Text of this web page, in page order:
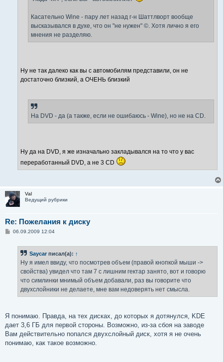
Касательно Wine - пару лет назад г-н Шаттлворт вообще
высказывался в духе, что он "не нужен" ©. Хотя лично я его
мнения не разделяю.
Ну не так далеко как вы с автомобилям представили, он не
достаточно близкий, а ОЧЕНЬ близкий
На DVD - да (а также, если не ошибаюсь - Wine), но не на CD.
Ну да на DVD, я же изначально закладывался на то что у вас
переработанный DVD, а не 3 CD
Val
Ведущий рубрики
Re: Пожелания к диску
С06.09.2009 12:04
Saycar писал(а): ↑
Ну я имел ввиду, что посмотрев объем (правой кнопкой мыши ->
свойства) увидел что там 7 с лишним гектар занято, вот и говорю
что симлинки мнимый объем добавали, раз вы говорите что
двухслойники не делаете, мне вам недоверять нет смысла.
Я понимаю. Правда, на тех дисках, до которых я дотянулся, KDE
дает 3,6 ГБ для первой стороны. Возможно, из-за сбоя на заводе
Вам действительно попался двухслойный диск, хотя я не очень
понимаю, как такое возможно.